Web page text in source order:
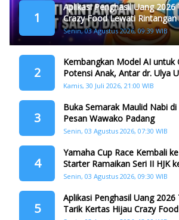
1
Aplikasi Penghasil Uang
Crazy Food Lewati
Dana
Senin, 03 Agustus 2026, 09:39 WIB
2
Kembangkan Model AI untuk
Potensi Anak, Antar dr. Ulya
Gelar Doktor
Kamis, 30 Juli 2026, 21:00 WIB
3
Buka Semarak Maulid Nabi
Pesan Wawako Padang
Senin, 03 Agustus 2026, 07:30 WIB
4
Yamaha Cup Race Kembali
Starter Ramaikan Seri II HJK
Senin, 03 Agustus 2026, 09:30 WIB
5
Aplikasi Penghasil Uang
Tarik Kertas Hijau Crazy